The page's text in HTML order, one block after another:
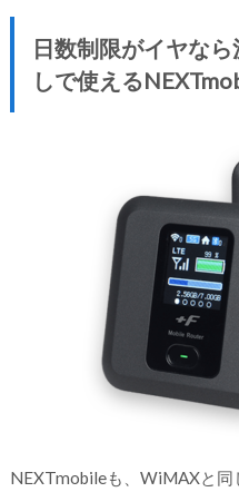
日数制限がイヤな
しで使える
NEXTmobileも、WiMAXと